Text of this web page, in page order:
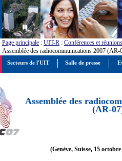
Page principale : UIT-R : Conférences et réunions
Assemblée des radiocommunications 2007 (AR-
Assemblée des
(AR-
(Genève, Suisse, 15
Secteurs de l'UIT Salle de presse